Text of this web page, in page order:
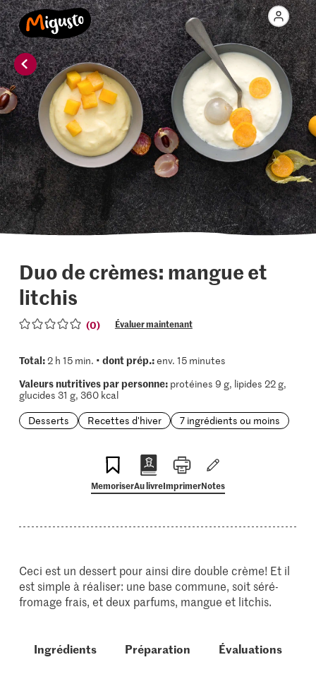
Duo de crèmes: mangue et
litchis
(0) Évaluer maintenant
Total:2 h 15 min. • dont prép.:env. 15 minutes
Valeurs nutritives par personne:protéines 9 g, lipides 22 g,
glucides 31 g, 360 kcal
Desserts
Recettes d'hiver 7 ingrédients ou moins
MemoriserAu livreImprimerNotes
Ceci est un dessert pour ainsi dire double crème! Et il
est simple à réaliser: une base commune, soit séré-
fromage frais, et deux parfums, mangue et litchis.
Ingrédients Préparation Évaluations